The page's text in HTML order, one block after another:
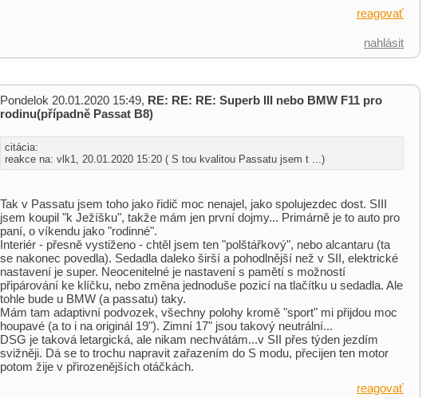
reagovať
nahlásit
Pondelok 20.01.2020 15:49, RE: RE: RE: Superb III nebo BMW F11 pro
rodinu(případně Passat B8)
citácia:
reakce na: vlk1, 20.01.2020 15:20 ( S tou kvalitou Passatu jsem t ...)
Tak v Passatu jsem toho jako řidič moc nenajel, jako spolujezdec dost. SIII
jsem koupil "k Ježíšku", takže mám jen první dojmy... Primárně je to auto pro
paní, o víkendu jako "rodinné".
Interiér - přesně vystiženo - chtěl jsem ten "polštářkový", nebo alcantaru (ta
se nakonec povedla). Sedadla daleko širší a pohodlnější než v SII, elektrické
nastavení je super. Neocenitelné je nastavení s pamětí s možností
připárování ke klíčku, nebo změna jednoduše pozicí na tlačítku u sedadla. Ale
tohle bude u BMW (a passatu) taky.
Mám tam adaptivní podvozek, všechny polohy kromě "sport" mi přijdou moc
houpavé (a to i na originál 19"). Zimní 17" jsou takový neutrální...
DSG je taková letargická, ale nikam nechvátám...v SII přes týden jezdím
svižněji. Dá se to trochu napravit zařazením do S modu, přecijen ten motor
potom žije v přirozenějších otáčkách.
reagovať